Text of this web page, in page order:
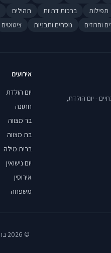
תפילות ברכות דתיות תהילים
וחרוזים
נוסחים ותבניות ציטוטים
- יום הולדת,
אירועים
יום הולדת
חתונה
בר מצווה
בת מצווה
ברית מילה
יום נישואין
אירוסין
משפחה
© 2026 ברכת. כל הזכויות שמורות.